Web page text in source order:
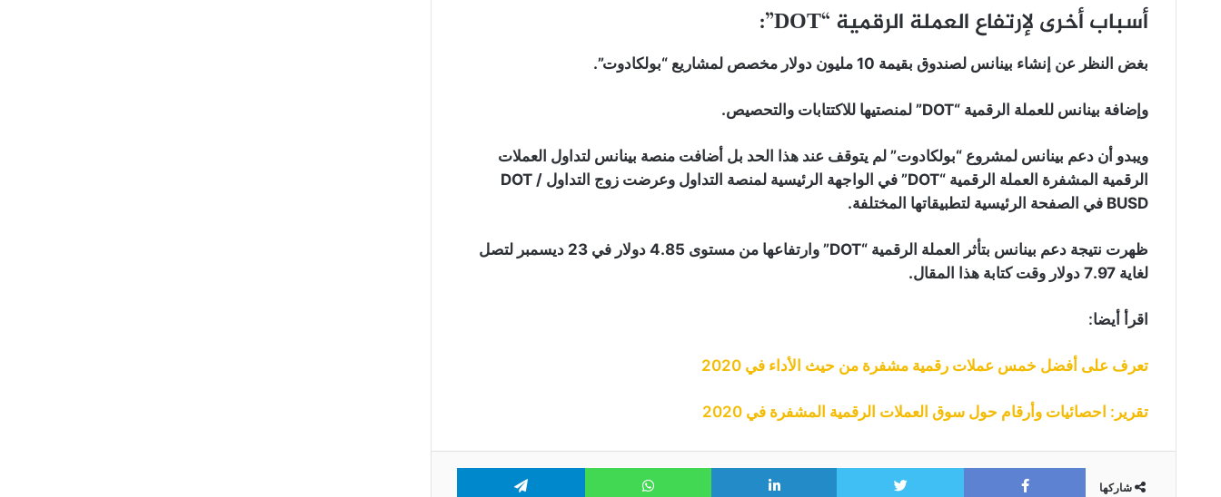
أسباب أخرى لإرتفاع العملة الرقمية “DOT”:
بغض النظر عن إنشاء بينانس لصندوق بقيمة 10 مليون دولار مخصص لمشاريع “بولكادوت”.
وإضافة بينانس للعملة الرقمية “DOT” لمنصتيها للاكتتابات والتحصيص.
ويبدو أن دعم بينانس لمشروع “بولكادوت” لم يتوقف عند هذا الحد بل أضافت منصة بينانس لتداول العملات
الرقمية المشفرة العملة الرقمية “DOT” في الواجهة الرئيسية لمنصة التداول وعرضت زوج التداول DOT /
BUSD في الصفحة الرئيسية لتطبيقاتها المختلفة.
ظهرت نتيجة دعم بينانس بتأثر العملة الرقمية “DOT” وارتفاعها من مستوى 4.85 دولار في 23 ديسمبر لتصل
لغاية 7.97 دولار وقت كتابة هذا المقال.
اقرأ أيضا:
تعرف على أفضل خمس عملات رقمية مشفرة من حيث الأداء في 2020
تقرير: احصائيات وأرقام حول سوق العملات الرقمية المشفرة في 2020
شاركها
Facebook
Twitter
LinkedIn
WhatsApp
Telegram
بينانس تسجل أكبر عملية سحب
للبيتكوين منذ خمسة أشهر وسط عودة
أربع إعلانات مهمة من بينانس تخص عملة